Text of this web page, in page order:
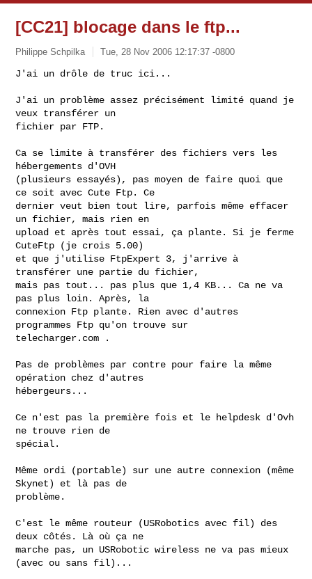
[CC21] blocage dans le ftp...
Philippe Schpilka Tue, 28 Nov 2006 12:17:37 -0800
J'ai un drôle de truc ici...
J'ai un problème assez précisément limité quand je
veux transférer un
fichier par FTP.
Ca se limite à transférer des fichiers vers les
hébergements d'OVH
(plusieurs essayés), pas moyen de faire quoi que
ce soit avec Cute Ftp. Ce
dernier veut bien tout lire, parfois même effacer
un fichier, mais rien en
upload et après tout essai, ça plante. Si je ferme
CuteFtp (je crois 5.00)
et que j'utilise FtpExpert 3, j'arrive à
transférer une partie du fichier,
mais pas tout... pas plus que 1,4 KB... Ca ne va
pas plus loin. Après, la
connexion Ftp plante. Rien avec d'autres
programmes Ftp qu'on trouve sur
telecharger.com .
Pas de problèmes par contre pour faire la même
opération chez d'autres
hébergeurs...
Ce n'est pas la première fois et le helpdesk d'Ovh
ne trouve rien de
spécial.
Même ordi (portable) sur une autre connexion (même
Skynet) et là pas de
problème.
C'est le même routeur (USRobotics avec fil) des
deux côtés. Là où ça ne
marche pas, un USRobotic wireless ne va pas mieux
(avec ou sans fil)...